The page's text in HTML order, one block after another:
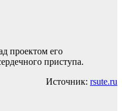
проектом его
приступа.
Источник: rsute.ru